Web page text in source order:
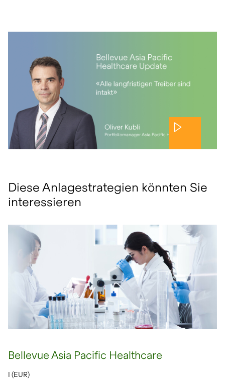
Diese Anlagestrategien könnten Sie
interessieren
Bellevue Asia Pacific Healthcare
I (EUR)